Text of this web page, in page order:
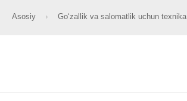
Asosiy Go‘zallik va salomatlik uchun texnika